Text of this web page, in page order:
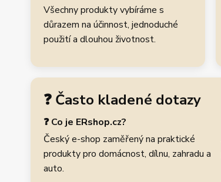
Všechny produkty vybíráme s
důrazem na účinnost, jednoduché
použití a dlouhou životnost.
❓ Často kladené dotazy
❓ Co je ERshop.cz?
Český e-shop zaměřený na praktické
produkty pro domácnost, dílnu, zahradu a
auto.